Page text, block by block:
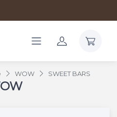
WOW SWEET BARS